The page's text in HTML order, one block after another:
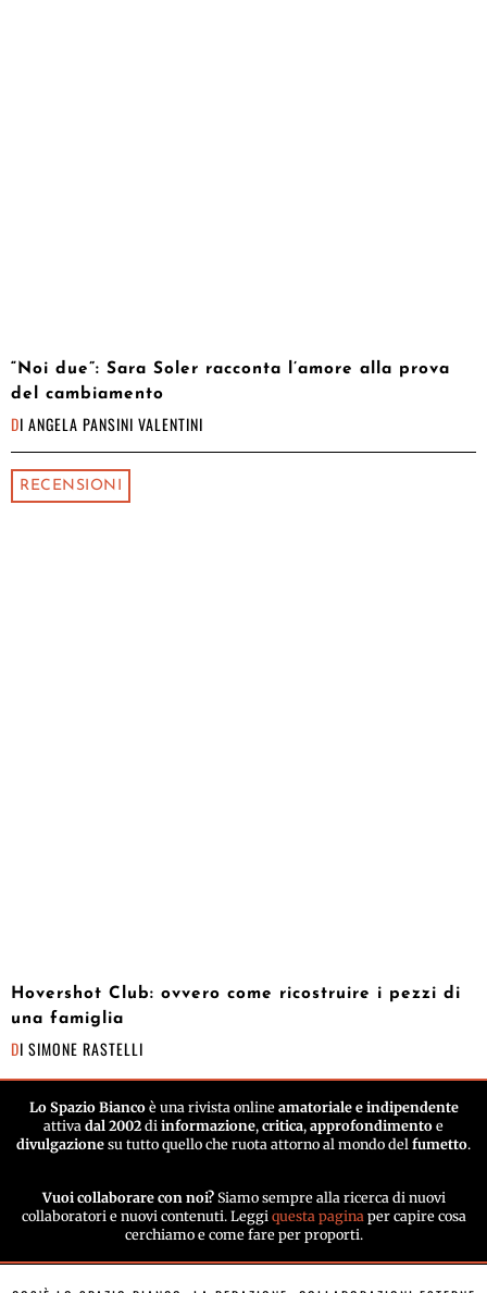
“Noi due”: Sara Soler racconta l’amore alla prova
del cambiamento
DI ANGELA PANSINI VALENTINI
RECENSIONI
Hovershot Club: ovvero come ricostruire i pezzi di
una famiglia
DI SIMONE RASTELLI
Lo Spazio Biancoè una rivista online amatoriale e indipendente
attiva dal 2002 di informazione, critica, approfondimento e
divulgazione su tutto quello che ruota attorno al mondo del fumetto.
Vuoi collaborare con noi? Siamo sempre alla ricerca di nuovi
collaboratori e nuovi contenuti. Leggi questa pagina per capire cosa
cerchiamo e come fare per proporti.